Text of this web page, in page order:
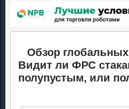
Обзор
Видит ли ФРС
полупустым, или